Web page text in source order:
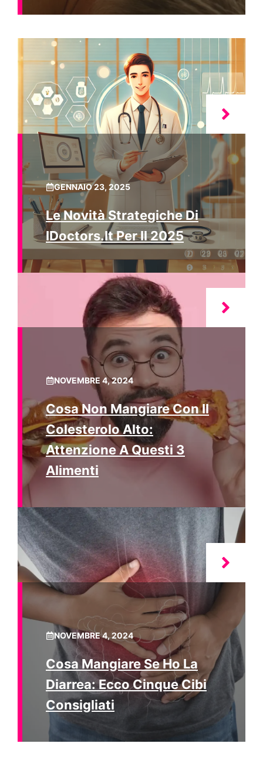
GENNAIO 23, 2025
Le Novità Strategiche Di
IDoctors.it Per Il 2025
NOVEMBRE 4, 2024
Cosa Non Mangiare Con Il
Colesterolo Alto:
Attenzione A Questi 3
Alimenti
NOVEMBRE 4, 2024
Cosa Mangiare Se Ho La
Diarrea: Ecco Cinque Cibi
Consigliati